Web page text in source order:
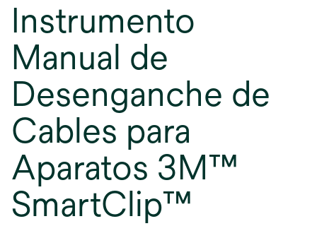
Instrumento
Manual de
Desenganche de
Cables para
Aparatos 3M™
SmartClip™